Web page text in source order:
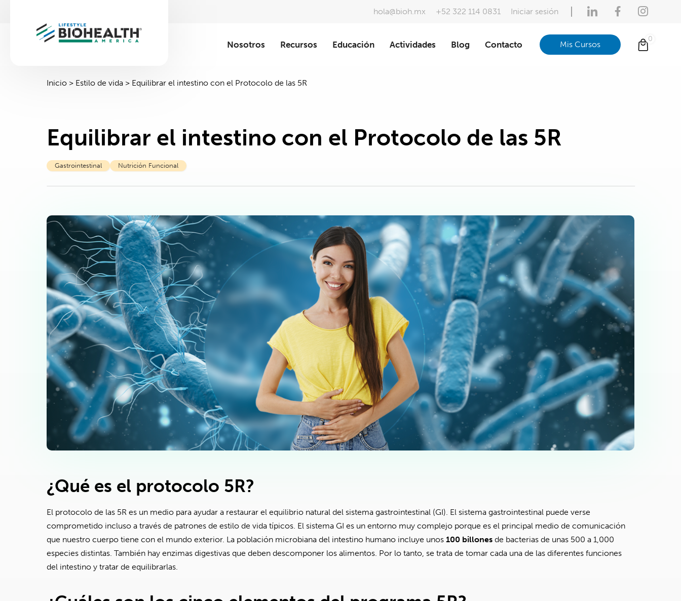
hola@bioh.mx +52 322 114 0831 Iniciar sesión
Nosotros Recursos Educación Actividades Blog Contacto Mis Cursos
Inicio > Estilo de vida > Equilibrar el intestino con el Protocolo de las 5R
Equilibrar el intestino con el Protocolo de las 5R
Gastrointestinal Nutrición Funcional
¿Qué es el protocolo 5R?
El protocolo de las 5R es un medio para ayudar a restaurar el equilibrio natural del sistema gastrointestinal (GI). El sistema gastrointestinal puede verse
comprometido incluso a través de patrones de estilo de vida típicos. El sistema GI es un entorno muy complejo porque es el principal medio de comunicación
que nuestro cuerpo tiene con el mundo exterior. La población microbiana del intestino humano incluye unos 100 billones de bacterias de unas 500 a 1,000
especies distintas. También hay enzimas digestivas que deben descomponer los alimentos. Por lo tanto, se trata de tomar cada una de las diferentes funciones
del intestino y tratar de equilibrarlas.